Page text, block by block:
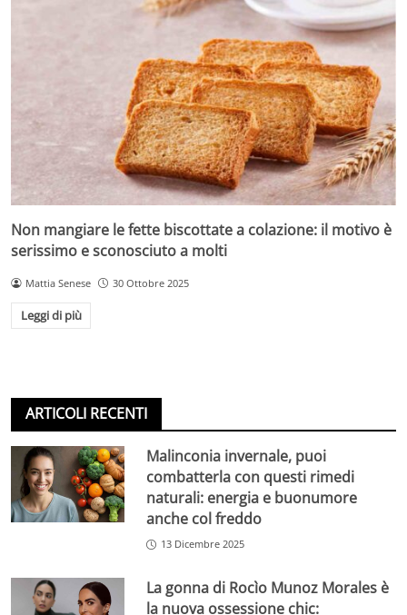
Non mangiare le fette biscottate a colazione: il motivo è
serissimo e sconosciuto a molti
Mattia Senese 30 Ottobre 2025
Leggi di più
ARTICOLI RECENTI
Malinconia invernale, puoi
combatterla con questi rimedi
naturali: energia e buonumore
anche col freddo
13 Dicembre 2025
La gonna di Rocìo Munoz Morales è
la nuova ossessione chic: